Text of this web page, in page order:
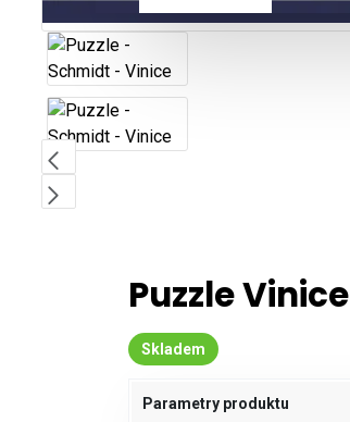
Puzzle Vinice
Skladem
Parametry produktu